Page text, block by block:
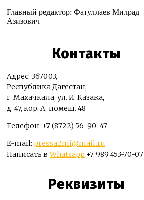
Главный редактор: Фатуллаев Милрад
Азизович
Контакты
Адрес: 367003,
Республика Дагестан,
г. Махачкала, ул. И. Казака,
д. 47, кор. А, помещ. 48
Телефон: +7 (8722) 56-90-47
E-mail: pressa2mi@mail.ru
Написать вWhatsapp +7 989 453-70-07
Реквизиты